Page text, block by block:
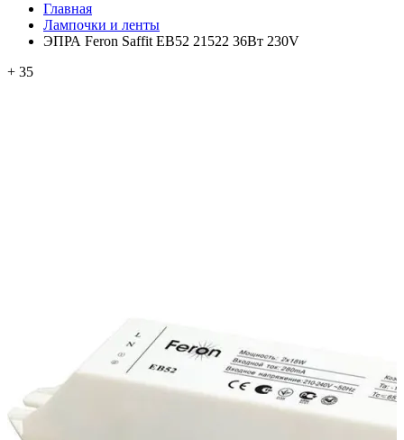
Главная
Лампочки и ленты
ЭПРА Feron Saffit EB52 21522 36Вт 230V
+ 35